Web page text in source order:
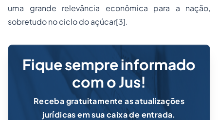
uma grande relevância econômica para a nação,
sobretudo no ciclo do açúcar[3].
Fique sempre informado
com o Jus!
Receba gratuitamente as atualizações
jurídicas em sua caixa de entrada.